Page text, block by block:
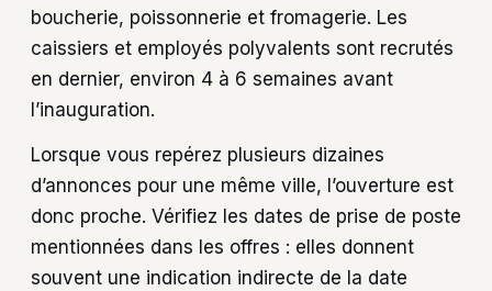
boucherie, poissonnerie et fromagerie. Les
caissiers et employés polyvalents sont recrutés
en dernier, environ 4 à 6 semaines avant
l’inauguration.
Lorsque vous repérez plusieurs dizaines
d’annonces pour une même ville, l’ouverture est
donc proche. Vérifiez les dates de prise de poste
mentionnées dans les offres : elles donnent
souvent une indication indirecte de la date